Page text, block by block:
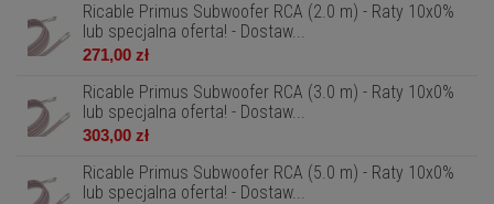
Ricable Primus Subwoofer RCA (2.0 m) - Raty 10x0%
lub specjalna oferta! - Dostaw...
271,00 zł
Ricable Primus Subwoofer RCA (3.0 m) - Raty 10x0%
lub specjalna oferta! - Dostaw...
303,00 zł
Ricable Primus Subwoofer RCA (5.0 m) - Raty 10x0%
lub specjalna oferta! - Dostaw...